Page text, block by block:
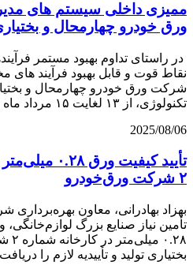
ممیزی داخلی سیستم های
ورق خودرو چهارمحال و
در راستای تداوم بهبود مستمر
نقاط قوت و قابل بهبود فرآیند های
شرکت ورق خودرو چهارمحال و
تکنولوژی، از ۱۳ لغایت ۱۵ مرداد ماه برگزار گردید.
2025/08/06
تأیید كیفیت
۲ شركت ورق‌خودرو
بهزاد بهادرانی، معاون
تأمین نیاز صنایع بزرگ
بختیاری تولید و تأییدیه لازم را